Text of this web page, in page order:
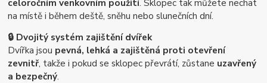
celoročním venkovním použití. Sklopec tak můžete nechat
na místě i během deště, sněhu nebo slunečních dní.
🔒 Dvojitý systém zajištění dvířek
Dvířka jsou pevná, lehká a zajištěná proti otevření
zevnitř, takže i pokud se sklopec převrátí, zůstane uzavřený
a bezpečný.